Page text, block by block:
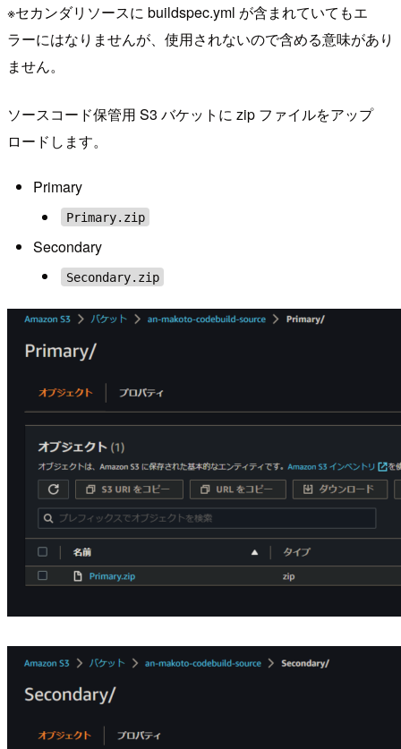
※セカンダリソースに buildspec.yml が含まれていてもエ
ラーにはなりませんが、使用されないので含める意味があり
ません。
ソースコード保管用 S3 バケットに zip ファイルをアップ
ロードします。
Primary
Primary.zip
Secondary
Secondary.zip